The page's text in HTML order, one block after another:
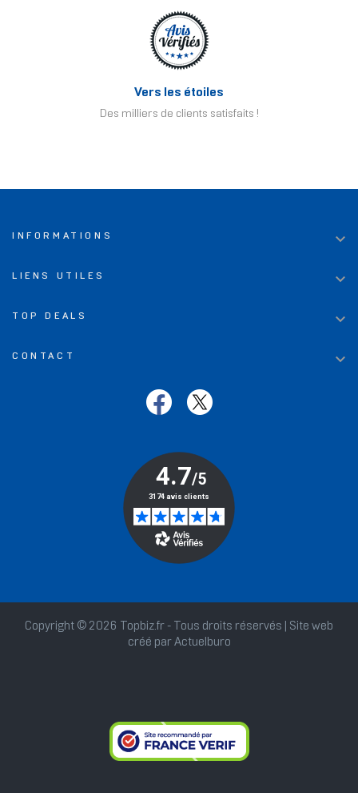
Vers les étoiles
Des milliers de clients satisfaits !
INFORMATIONS 
LIENS UTILES 
TOP DEALS 
CONTACT 
Copyright © 2026 Topbiz.fr - Tous droits réservés | Site web
créé par Actuelburo